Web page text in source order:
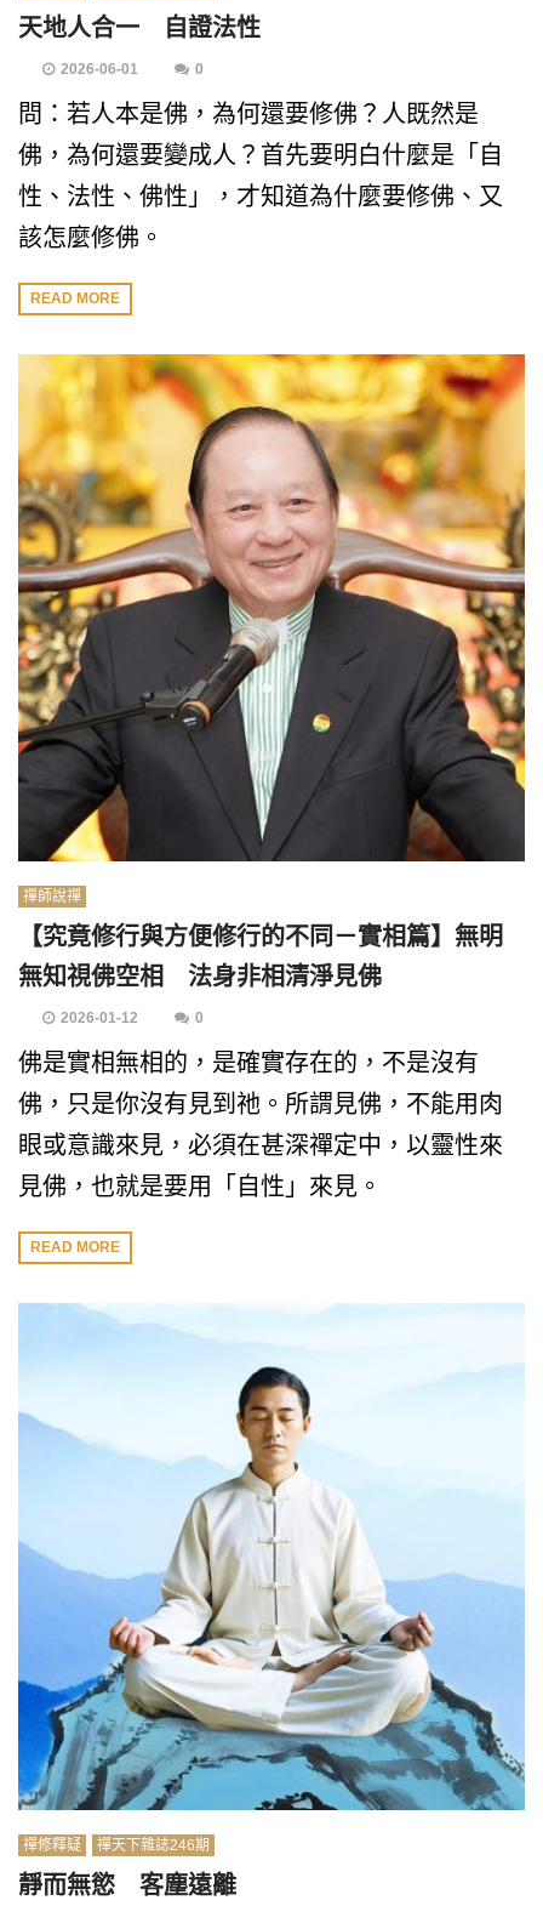
天地人合一 自證法性
2026-06-01 0
問：若人本是佛，為何還要修佛？人既然是
佛，為何還要變成人？首先要明白什麼是「自
性、法性、佛性」，才知道為什麼要修佛、又
該怎麼修佛。
READ MORE
禪師說禪
【究竟修行與方便修行的不同－實相篇】無明
無知視佛空相 法身非相清淨見佛
2026-01-12 0
佛是實相無相的，是確實存在的，不是沒有
佛，只是你沒有見到祂。所謂見佛，不能用肉
眼或意識來見，必須在甚深禪定中，以靈性來
見佛，也就是要用「自性」來見。
READ MORE
禪修釋疑 禪天下雜誌246期
靜而無慾 客塵遠離